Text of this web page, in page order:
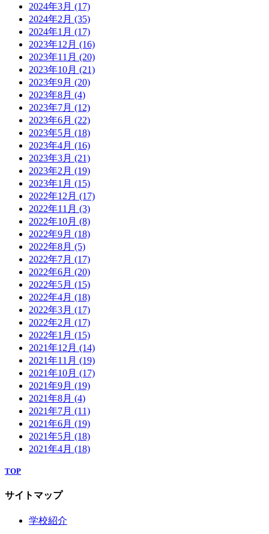
2024年3月 (17)
2024年2月 (35)
2024年1月 (17)
2023年12月 (16)
2023年11月 (20)
2023年10月 (21)
2023年9月 (20)
2023年8月 (4)
2023年7月 (12)
2023年6月 (22)
2023年5月 (18)
2023年4月 (16)
2023年3月 (21)
2023年2月 (19)
2023年1月 (15)
2022年12月 (17)
2022年11月 (3)
2022年10月 (8)
2022年9月 (18)
2022年8月 (5)
2022年7月 (17)
2022年6月 (20)
2022年5月 (15)
2022年4月 (18)
2022年3月 (17)
2022年2月 (17)
2022年1月 (15)
2021年12月 (14)
2021年11月 (19)
2021年10月 (17)
2021年9月 (19)
2021年8月 (4)
2021年7月 (11)
2021年6月 (19)
2021年5月 (18)
2021年4月 (18)
TOP
サイトマップ
学校紹介